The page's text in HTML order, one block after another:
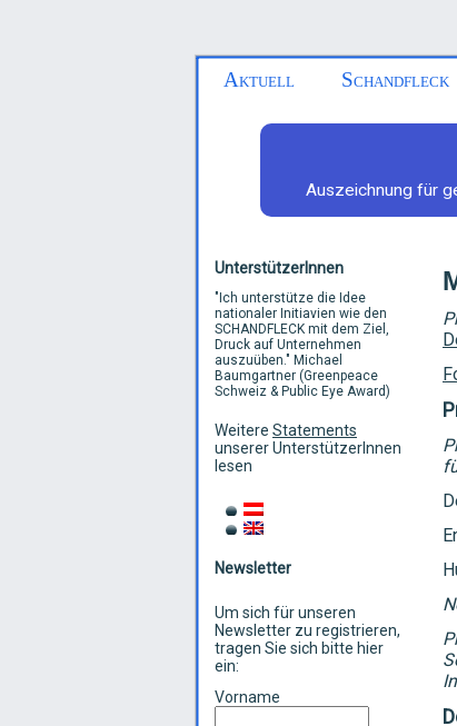
Aktuell Schandfleck
Auszeichnung für
UnterstützerInnen
" Ich unterstütze die Idee
nationaler Initiavien wie den
SCHANDFLECK mit dem Ziel,
Druck auf Unternehmen
auszuüben." Michael
Baumgartner (Greenpeace
Schweiz & Public Eye Award)
Weitere Statements
unserer UnterstützerInnen
lesen
Newsletter
Um sich für unseren
Newsletter zu registrieren,
tragen Sie sich bitte hier
ein:
Vorname